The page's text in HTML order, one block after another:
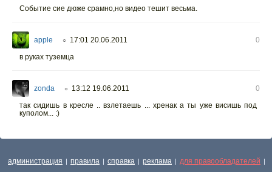
Событие сие дюже срамно,но видео тешит весьма.
apple ○ 17:01 20.06.2011
0
в руках туземца
zonda ○ 13:12 19.06.2011
0
так сидишь в кресле .. взлетаешь ... хренак а ты уже висишь под
куполом... :)
администрация | правила | справка | реклама | для правообладателей |